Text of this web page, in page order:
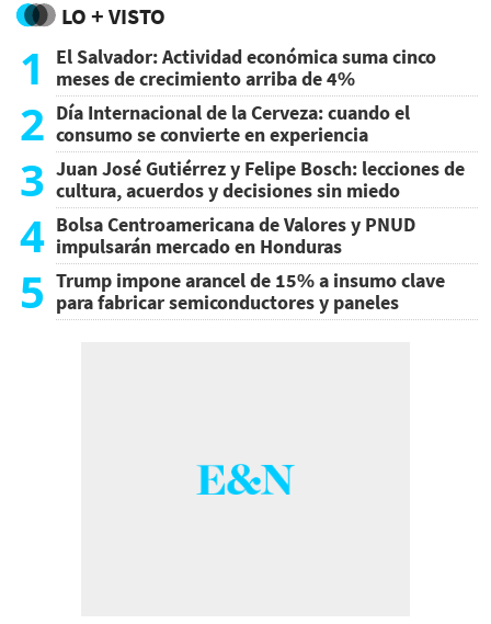
LO + VISTO
1
El Salvador: Actividad económica suma cinco
meses de crecimiento arriba de 4%
2 Día Internacional de la Cerveza: cuando el
consumo se convierte en experiencia
3 Juan José Gutiérrez y Felipe Bosch: lecciones de
cultura, acuerdos y decisiones sin miedo
4 Bolsa Centroamericana de Valores y PNUD
impulsarán mercado en Honduras
5 Trump impone arancel de 15% a insumo clave
para fabricar semiconductores y paneles